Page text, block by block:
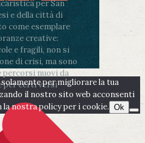
per San
e della città di
come esemplare
creative:
e fragili, non si
di crisi, ma sono
percorsi nuovi da
per certi versiper migliorare la tua
il nostro sito web acconsenti
nostra policy per i cookie. Ok